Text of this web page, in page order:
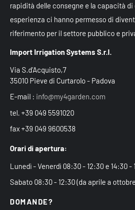
rapidità delle consegne e la capacità
esperienza ci hanno permesso di
riferimento per il settore pubblico e
Import Irrigation Systems S.r.l.
Via S.d'Acquisto,7
35010 Pieve di Curtarolo - Padova
E-mail : info@my4garden.com
tel. +39 049 5591020
fax +39 049 9600538
Orari di apertura:
Lunedì - Venerdì 08:30 - 12:30 e 14:30 -
Sabato 08:30 - 12:30 (da aprile a
DOMANDE?